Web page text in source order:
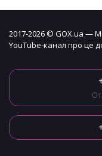
2017-2026 © GOX.ua —
YouTube-канал про це